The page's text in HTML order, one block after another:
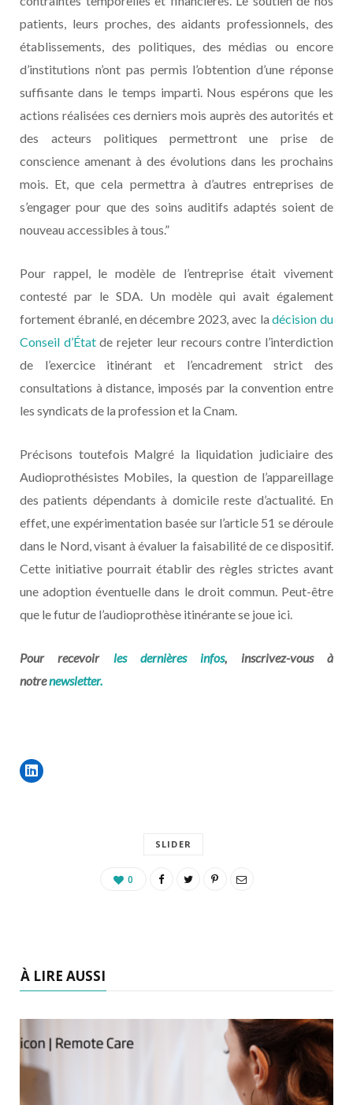
patients, leurs proches, des aidants professionnels, des
établissements, des politiques, des médias ou encore
d’institutions n’ont pas permis l’obtention d’une réponse
suffisante dans le temps imparti. Nous espérons que les
actions réalisées ces derniers mois auprès des autorités et
des acteurs politiques permettront une prise de
conscience amenant à des évolutions dans les prochains
mois. Et, que cela permettra à d’autres entreprises de
s’engager pour que des soins auditifs adaptés soient de
nouveau accessibles à tous.”
Pour rappel, le modèle de l’entreprise était vivement
contesté par le SDA. Un modèle qui avait également
fortement ébranlé, en décembre 2023, avec ladécision du
Conseil d’Étatde rejeter leur recours contre l’interdiction
de l’exercice itinérant et l’encadrement strict des
consultations à distance, imposés par la convention entre
les syndicats de la profession et la Cnam.
Précisons toutefois Malgré la liquidation judiciaire des
Audioprothésistes Mobiles, la question de l’appareillage
des patients dépendants à domicile reste d’actualité. En
effet, une expérimentation basée sur l’article 51 se déroule
dans le Nord, visant à évaluer la faisabilité de ce dispositif.
Cette initiative pourrait établir des règles strictes avant
une adoption éventuelle dans le droit commun. Peut-être
que le futur de l’audioprothèse itinérante se joue ici.
Pour recevoir les dernières infos, inscrivez-vous à
notrenewsletter.
SLIDER
0
À LIRE AUSSI